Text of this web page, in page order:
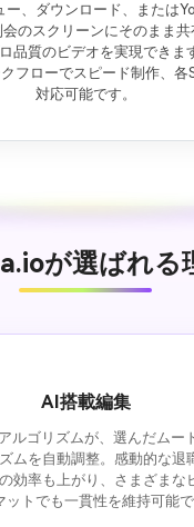
ー、ダウンロード、または
のスクリーンにそのまま
品質のビデオを実現できま
フローでスピード制作、各
対応可能です。
が選ばれる
AI搭載編集
ルゴリズムが、選んだムー
ムを自動調整。感動的な退
効率も上がり、さまざまな
ットでも一貫性を維持可能で